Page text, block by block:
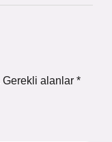
Gerekli alanlar *